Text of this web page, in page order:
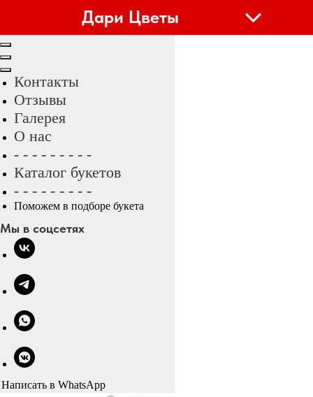
Дари Цветы
Контакты
Отзывы
Галерея
О нас
- - - - - - - - -
Каталог букетов
- - - - - - - - -
Поможем в подборе букета
Мы в соцсетях
Написать в WhatsApp